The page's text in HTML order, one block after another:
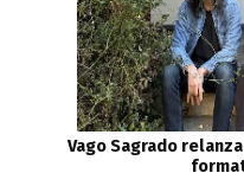
Vago Sagrado